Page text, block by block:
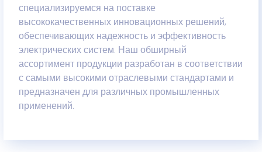
специализируемся на поставке
высококачественных инновационных решений,
обеспечивающих надежность и эффективность
электрических систем. Наш обширный
ассортимент продукции разработан в соответствии
с самыми высокими отраслевыми стандартами и
предназначен для различных промышленных
применений.